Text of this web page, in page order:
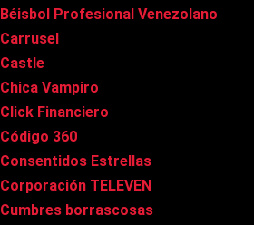
Béisbol Profesional Venezolano
Carrusel
Castle
Chica Vampiro
Click Financiero
Código 360
Consentidos Estrellas
Corporación TELEVEN
Cumbres borrascosas